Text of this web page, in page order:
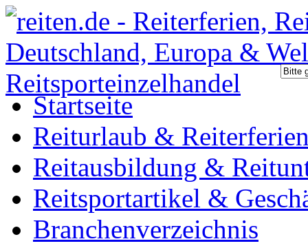
Startseite
Reiturlaub &
Reitausbildung &
Reitsportartikel &
Branchenverzeichnis